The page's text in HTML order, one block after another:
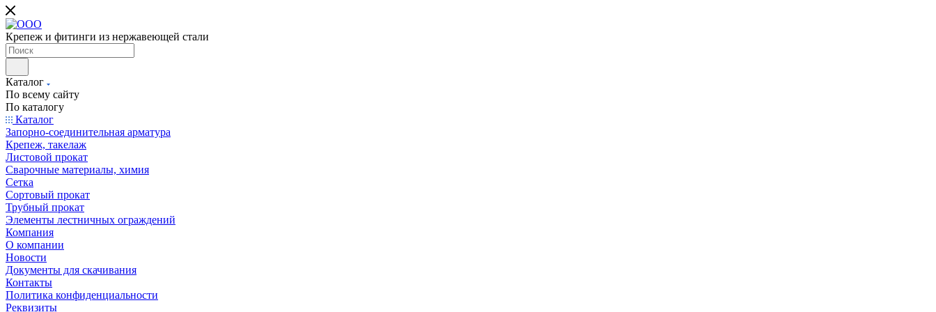
Крепеж и фитинги из нержавеющей стали
Каталог
По всему сайту
По каталогу
Каталог
Запорно-соединительная арматура
Крепеж, такелаж
Листовой прокат
Сварочные материалы, химия
Сетка
Сортовый прокат
Трубный прокат
Элементы лестничных ограждений
Компания
О компании
Новости
Документы для скачивания
Контакты
Политика конфиденциальности
Реквизиты